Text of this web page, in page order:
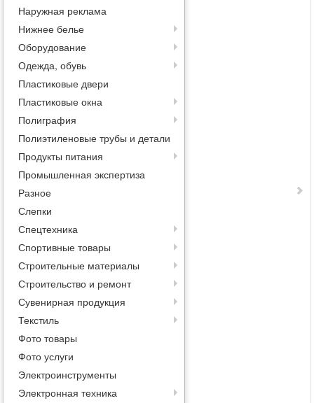
Наружная реклама
Нижнее белье
Оборудование
Одежда, обувь
Пластиковые двери
Пластиковые окна
Полиграфия
Полиэтиленовые трубы и детали
Продукты питания
Промышленная экспертиза
Разное
Слепки
Спецтехника
Спортивные товары
Строительные материалы
Строительство и ремонт
Сувенирная продукция
Текстиль
Фото товары
Фото услуги
Электроинструменты
Электронная техника